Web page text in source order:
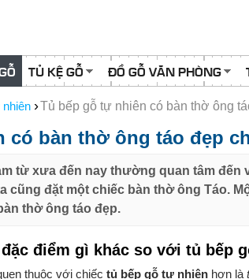
TỦ KỆ GỖ ĐỒ GỖ VĂN PHÒNG
›Tủ bếp gỗ tự nhiên có bàn thờ ông
có bàn thờ ông táo đẹp
từ xưa đến nay thường quan tâm đến
cũng đặt một chiếc bàn thờ ông Táo.
thờ ông táo đẹp.
điểm gì khác so với tủ bếp
thuộc với chiếc tủ bếp gỗ tự nhiên hơn là